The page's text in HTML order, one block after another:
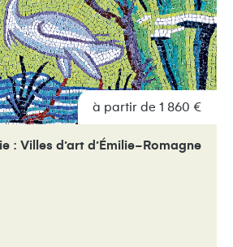
à partir de 1 860 €
: Villes d’art d’Émilie-Romagne